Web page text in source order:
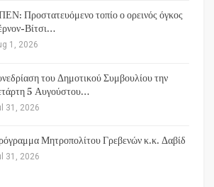
Προστατευόμενο τοπίο ο ορεινός όγκος
Βίτσι…
1, 2026
του Δημοτικού Συμβουλίου την
5 Αυγούστου…
31, 2026
Μητροπολίτου Γρεβενών κ.κ. Δαβίδ
31, 2026